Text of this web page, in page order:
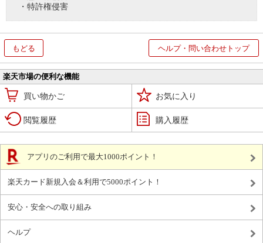
・特許権侵害
もどる ヘルプ・問い合わせトップ
楽天市場の便利な機能
買い物かご お気に入り
閲覧履歴 購入履歴
アプリのご利用で最大1000ポイント！
楽天カード新規入会＆利用で5000ポイント！
安心・安全への取り組み
ヘルプ